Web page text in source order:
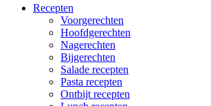
Recepten
Voorgerechten
Hoofdgerechten
Nagerechten
Bijgerechten
Salade recepten
Pasta recepten
Ontbijt recepten